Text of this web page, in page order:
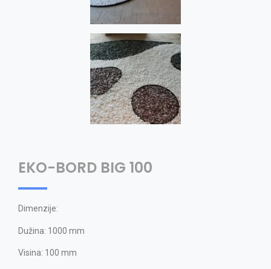
EKO-BORD BIG 100
Dimenzije:
Dužina: 1000 mm
Visina: 100 mm